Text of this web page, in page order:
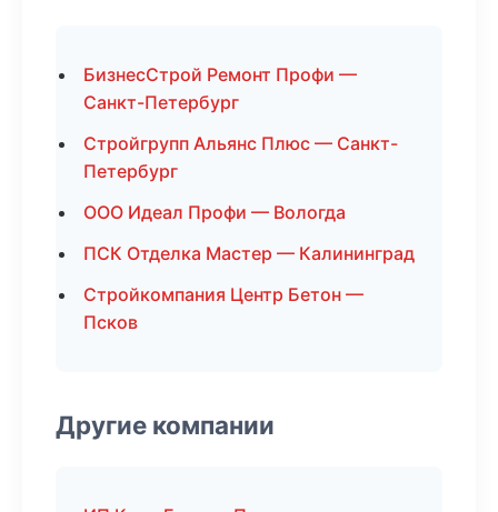
БизнесСтрой Ремонт Профи —
Санкт-Петербург
Стройгрупп Альянс Плюс — Санкт-
Петербург
ООО Идеал Профи — Вологда
ПСК Отделка Мастер — Калининград
Стройкомпания Центр Бетон —
Псков
Другие компании